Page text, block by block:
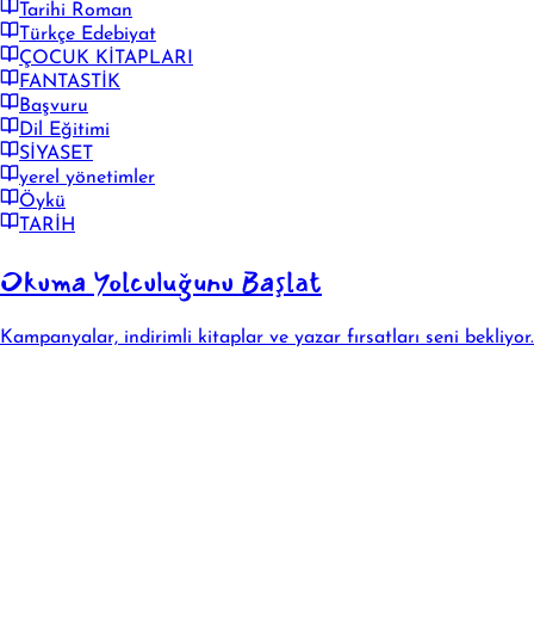
Tarihi Roman
Türkçe Edebiyat
ÇOCUK KİTAPLARI
FANTASTİK
Başvuru
Dil Eğitimi
SİYASET
yerel yönetimler
Öykü
TARİH
Okuma Yolculuğunu Başlat
Kampanyalar, indirimli kitaplar ve yazar fırsatları seni bekliyor.